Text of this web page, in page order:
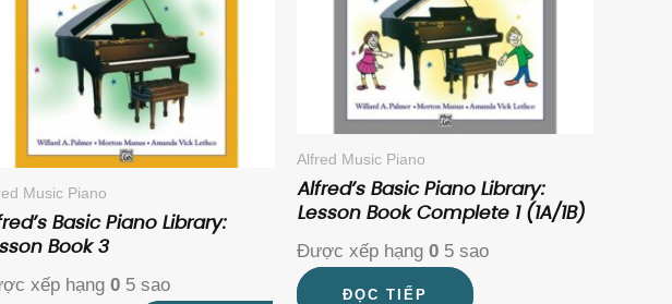
Music Piano
Basic Piano Library:
Book 3
xếp hạng 05 sao
Alfred Music Piano
Alfred’s Basic Piano Library:
Lesson Book Complete 1 (1A/1B)
Được xếp hạng 05 sao
ĐỌC TIẾP